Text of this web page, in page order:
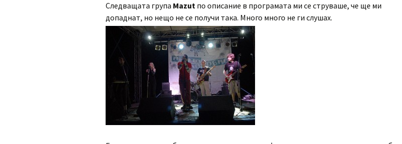
Следващата група Mazut по описание в програмата ми се струваше, че ще ми
допаднат, но нещо не се получи така. Много много не ги слушах.